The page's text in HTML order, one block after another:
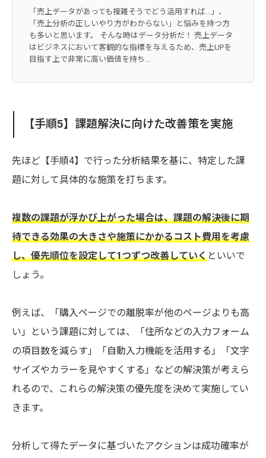
「売上データがあっても複雑そうでどう活用すれば...」、
「売上分析の正しいやり方がわからない」と悩みを持つ方
も多いと思います。 そんな時はデータ分析だ！ 売上データ
はビジネスにおいて客観的な指標を与えるため、売上UPを
目指す上で非常に高い価値を持ち...
【手順5】課題解決に向けた改善策を実施
先ほど【手順4】で行った分析結果を基に、特定した課
題に対して具体的な施策を打ちます。
複数の課題が浮かび上がった場合は、課題の解決後に期
待できる効果の大きさや施策にかかるコスト費用を考慮
し、優先順位を設定して1つずつ改善していくといいで
しょう。
例えば、「購入ページでの離脱率が他のページよりも高
い」という課題に対しては、「住所などの入力フォーム
の項目数を減らす」「自動入力機能を活用する」「文字
サイズやカラーを見やすくする」などの解決策が考えら
れるので、これらの解決策の優先度を決めて実施してい
きます。
分析して得たデータに基づいたアクションは成功確率が